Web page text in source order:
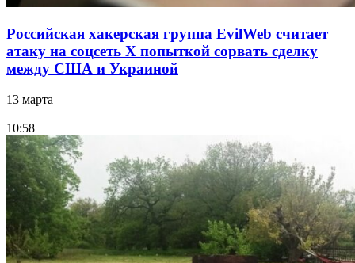
Российская хакерская группа EvilWeb считает
атаку на соцсеть Х попыткой сорвать сделку
между США и Украиной
13 марта
10:58